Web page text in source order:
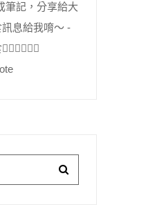
筆記，分享給大
息給我唷～ -